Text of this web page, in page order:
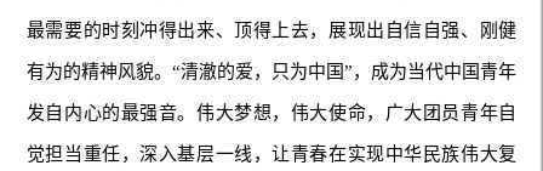
最需要的时刻冲得出来、顶得上去，展现出自信自强、刚健
有为的精神风貌。“清澈的爱，只为中国”，成为当代中国青年
发自内心的最强音。伟大梦想，伟大使命，广大团员青年自
觉担当重任，深入基层一线，让青春在实现中华民族伟大复